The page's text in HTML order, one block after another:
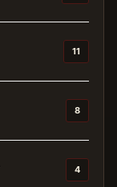
11
8
4